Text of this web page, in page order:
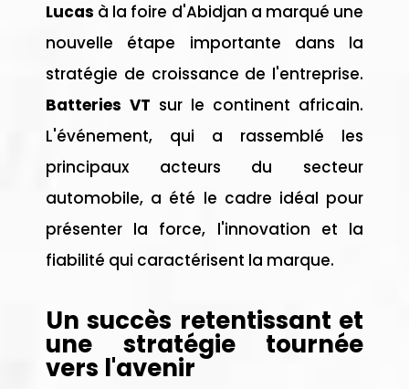
Lucas à la foire d'Abidjan a marqué une
nouvelle étape importante dans la
stratégie de croissance de l'entreprise.
Batteries VT sur le continent africain.
L'événement, qui a rassemblé les
principaux acteurs du secteur
automobile, a été le cadre idéal pour
présenter la force, l'innovation et la
fiabilité qui caractérisent la marque.
Un succès retentissant et
une stratégie tournée
vers l'avenir